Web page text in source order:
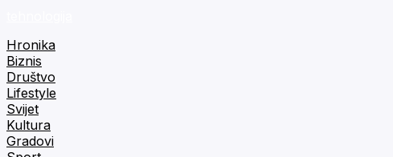
Hronika
Biznis
Društvo
Lifestyle
Svijet
Kultura
Gradovi